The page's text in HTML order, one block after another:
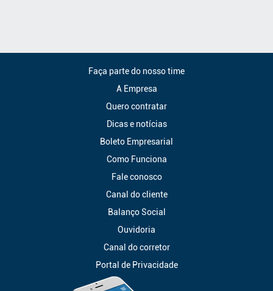
Faça parte do nosso time
A Empresa
Quero contratar
Dicas e notícias
Boleto Empresarial
Como Funciona
Fale conosco
Canal do cliente
Balanço Social
Ouvidoria
Canal do corretor
Portal de Privacidade